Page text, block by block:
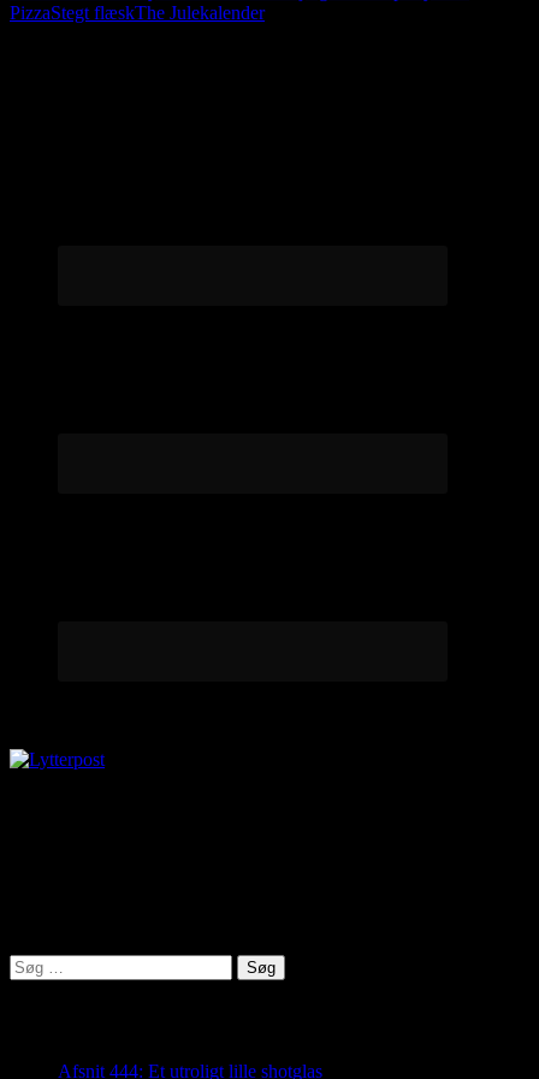
PizzaStegt flæskThe Julekalender
Søg
efter:
Afsnit 444: Et utroligt lille shotglas